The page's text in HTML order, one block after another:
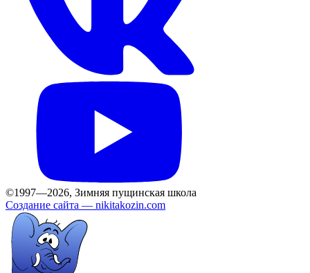
©1997—2026, Зимняя пущинская школа
Создание сайта — nikitakozin.com